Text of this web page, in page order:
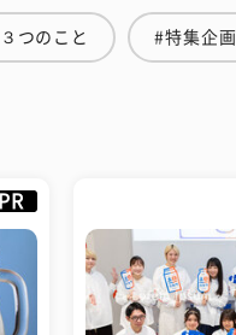
つのこと #特集企画
PR